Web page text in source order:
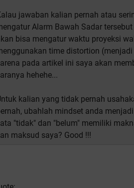
jawaban kalian pernah atau
Alarm Bawah Sadar
bisa mengatur waktu proyeksi
time distortion
pada artikel ini saya akan
hehehe...
kalian yang tidak pernah
ubahlah mindset anda
"tidak" dan "belum" memiliki
maksud saya? Good !!!